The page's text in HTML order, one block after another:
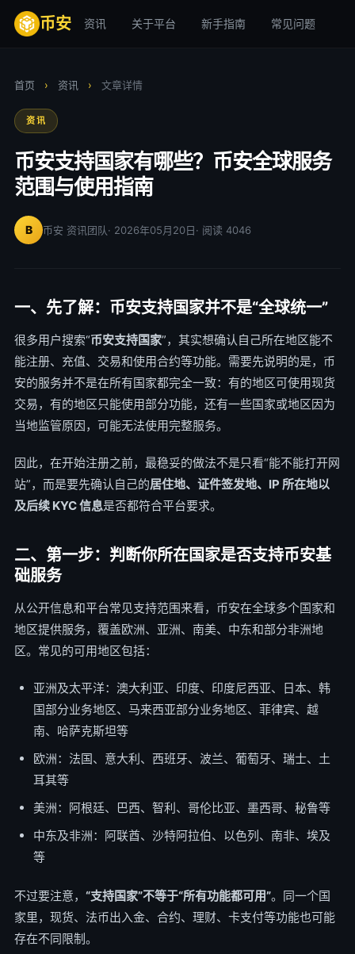
币安 资讯 关于平台 新手指南 常见问题
首页 › 资讯 › 文章详情
资讯
币安支持国家有哪些？币安全球服务
范围与使用指南
B 币安 资讯团队· 2026年05月20日· 阅读 4046
一、先了解：币安支持国家并不是“全球统一”
很多用户搜索“币安支持国家”，其实想确认自己所在地区能不
能注册、充值、交易和使用合约等功能。需要先说明的是，币
安的服务并不是在所有国家都完全一致：有的地区可使用现货
交易，有的地区只能使用部分功能，还有一些国家或地区因为
当地监管原因，可能无法使用完整服务。
因此，在开始注册之前，最稳妥的做法不是只看“能不能打开网
站”，而是要先确认自己的居住地、证件签发地、IP 所在地以
及后续 KYC 信息是否都符合平台要求。
二、第一步：判断你所在国家是否支持币安基
础服务
从公开信息和平台常见支持范围来看，币安在全球多个国家和
地区提供服务，覆盖欧洲、亚洲、南美、中东和部分非洲地
区。常见的可用地区包括：
亚洲及太平洋：澳大利亚、印度、印度尼西亚、日本、韩
国部分业务地区、马来西亚部分业务地区、菲律宾、越
南、哈萨克斯坦等
欧洲：法国、意大利、西班牙、波兰、葡萄牙、瑞士、土
耳其等
美洲：阿根廷、巴西、智利、哥伦比亚、墨西哥、秘鲁等
中东及非洲：阿联酋、沙特阿拉伯、以色列、南非、埃及
等
不过要注意， “支持国家”不等于“所有功能都可用”。同一个国
家里，现货、法币出入金、合约、理财、卡支付等功能也可能
存在不同限制。